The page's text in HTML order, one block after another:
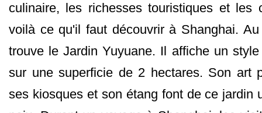
culinaire, les richesses touristiques et les
voilà ce qu'il faut découvrir à Shanghai.
trouve le Jardin Yuyuane. Il affiche un
sur une superficie de 2 hectares. Son art
ses kiosques et son étang font de ce jardin